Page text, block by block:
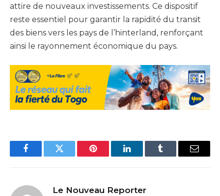
attire de nouveaux investissements. Ce dispositif
reste essentiel pour garantir la rapidité du transit
des biens vers les pays de l’hinterland, renforçant
ainsi le rayonnement économique du pays.
FacebookTwitter Pinterest LinkedInTumblr Email
Le Nouveau Reporter